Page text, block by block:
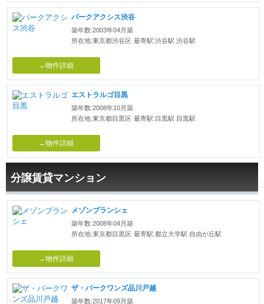
パークアクシス渋谷
築年数:2003年04月築
所在地:東京都渋谷区 最寄駅:渋谷駅 渋谷駅
→物件詳細
エストラルゴ目黒
築年数:2008年10月築
所在地:東京都目黒区 最寄駅:目黒駅 目黒駅
→物件詳細
分譲賃貸マンション
メゾンブランシェ
築年数:2008年04月築
所在地:東京都目黒区 最寄駅:都立大学駅 自由が丘駅
→物件詳細
ザ・パークワンズ品川戸越
築年数:2017年09月築